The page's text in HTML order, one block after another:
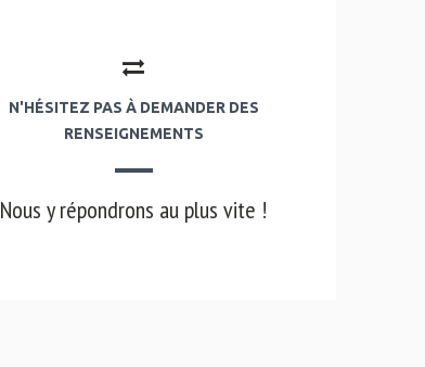
N'HÉSITEZ PAS À DEMANDER DES
RENSEIGNEMENTS
Nous y répondrons au plus vite !